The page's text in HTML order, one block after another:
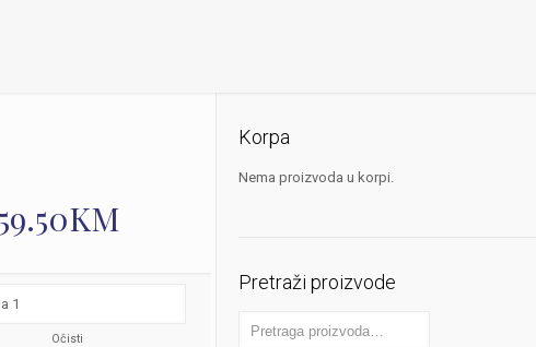
59.50KM
Očisti
Korpa
Nema proizvoda u korpi.
Pretraži proizvode